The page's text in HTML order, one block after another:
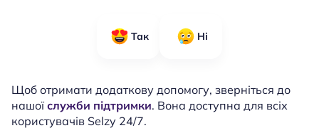
Так Ні
Щоб отримати додаткову допомогу, зверніться до
нашої служби підтримки. Вона доступна для всіх
користувачів Selzy 24/7.